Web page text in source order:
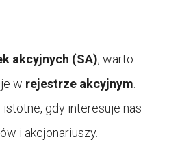
akcyjnych (SA), warto
w rejestrze akcyjnym.
gdy interesuje nas
i akcjonariuszy.